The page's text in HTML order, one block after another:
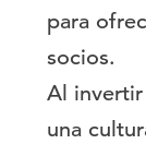
para
socios.
Al
una